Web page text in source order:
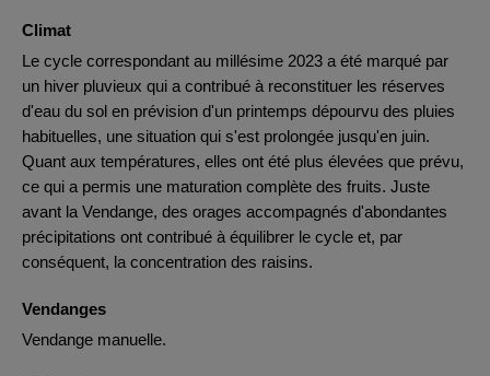
Climat
Le cycle correspondant au millésime 2023 a été marqué par
un hiver pluvieux qui a contribué à reconstituer les réserves
d'eau du sol en prévision d'un printemps dépourvu des pluies
habituelles, une situation qui s'est prolongée jusqu'en juin.
Quant aux températures, elles ont été plus élevées que prévu,
ce qui a permis une maturation complète des fruits. Juste
avant la Vendange, des orages accompagnés d'abondantes
précipitations ont contribué à équilibrer le cycle et, par
conséquent, la concentration des raisins.
Vendanges
Vendange manuelle.